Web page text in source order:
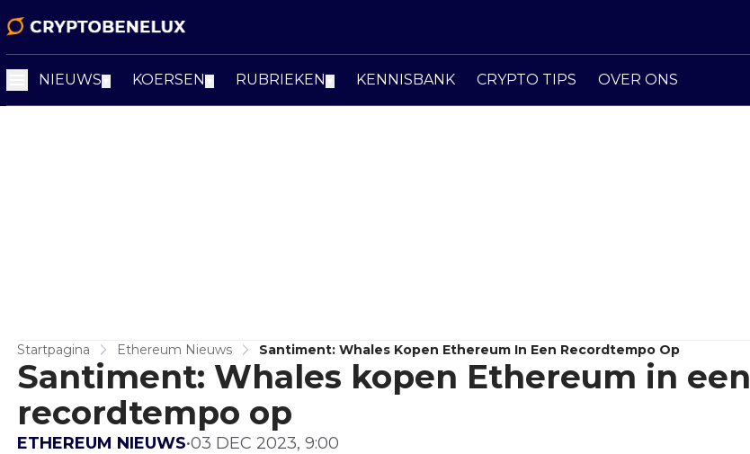
NIEUWS KOERSEN RUBRIEKEN KENNISBANK CRYPTO TIPS OVER ONS
Startpagina Ethereum Nieuws Santiment: Whales Kopen Ethereum In Een Recordtempo Op
Santiment: Whales kopen Ethereum in een
recordtempo op
ETHEREUM NIEUWS•03 DEC 2023, 9:00